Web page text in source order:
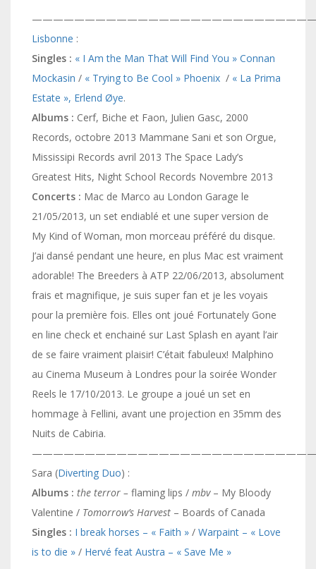
Lisbonne :
Singles : « I Am the Man That Will Find You » Connan
Mockasin / « Trying to Be Cool » Phoenix / « La Prima
Estate », Erlend Øye.
Albums : Cerf, Biche et Faon, Julien Gasc, 2000
Records, octobre 2013 Mammane Sani et son Orgue,
Mississipi Records avril 2013 The Space Lady’s
Greatest Hits, Night School Records Novembre 2013
Concerts : Mac de Marco au London Garage le
21/05/2013, un set endiablé et une super version de
My Kind of Woman, mon morceau préféré du disque.
J’ai dansé pendant une heure, en plus Mac est vraiment
adorable! The Breeders à ATP 22/06/2013, absolument
frais et magnifique, je suis super fan et je les voyais
pour la première fois. Elles ont joué Fortunately Gone
en line check et enchainé sur Last Splash en ayant l’air
de se faire vraiment plaisir! C’était fabuleux! Malphino
au Cinema Museum à Londres pour la soirée Wonder
Reels le 17/10/2013. Le groupe a joué un set en
hommage à Fellini, avant une projection en 35mm des
Nuits de Cabiria.
Sara (Diverting Duo) :
Albums : the terror – flaming lips / mbv– My Bloody
Valentine / Tomorrow’s Harvest – Boards of Canada
Singles : I break horses – « Faith » / Warpaint – « Love
is to die » / Hervé feat Austra – « Save Me »